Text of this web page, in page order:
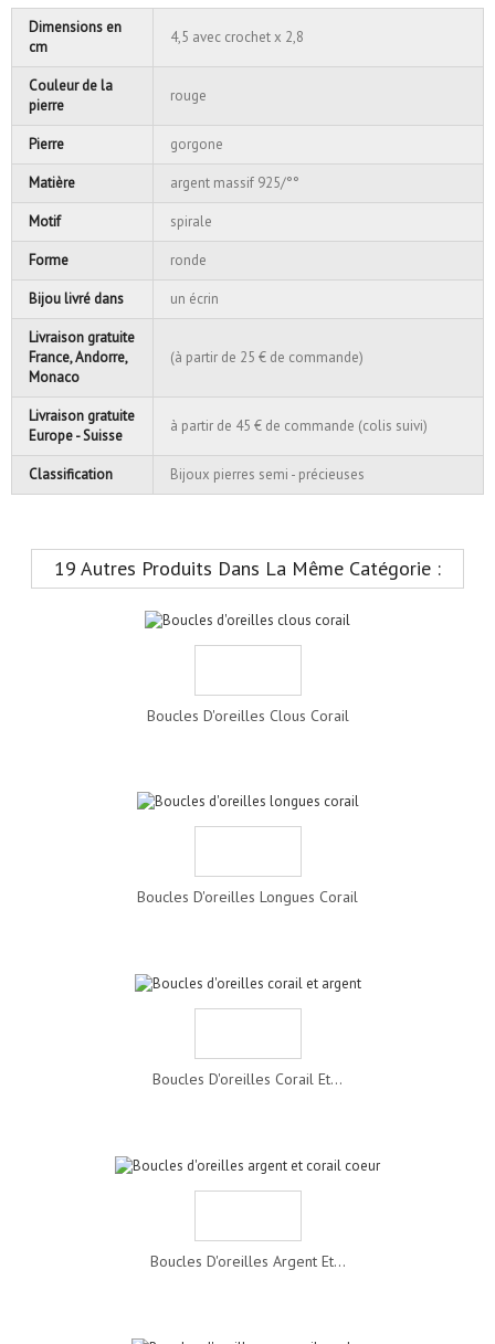
Dimensions en
cm
4,5 avec crochet x 2,8
Couleur de la
pierre
rouge
Pierre gorgone
Matière argent massif 925/°°
Motif spirale
Forme ronde
Bijou livré dans un écrin
Livraison gratuite
France, Andorre,
Monaco
(à partir de 25 € de commande)
Livraison gratuite
Europe - Suisse
à partir de 45 € de commande (colis suivi)
Classification Bijoux pierres semi - précieuses
19 Autres Produits Dans La Même Catégorie :
Boucles D'oreilles Clous Corail
Boucles D'oreilles Longues Corail
Boucles D'oreilles Corail Et...
Boucles D'oreilles Argent Et...